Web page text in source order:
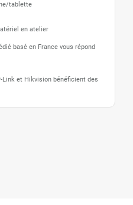
tablette
en atelier
basé en France vous répond
et Hikvision bénéficient des